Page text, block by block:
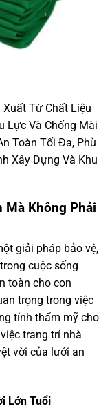
Từ Chất Liệu
Lực Và Chống Mài
Toàn Tối Đa, Phù
Xây Dựng Và Khu
Mà Không Phải
giải pháp bảo vệ,
cuộc sống
toàn cho con
trọng trong việc
tính thẩm mỹ cho
trang trí nhà
vời của lưới an
Lớn Tuổi